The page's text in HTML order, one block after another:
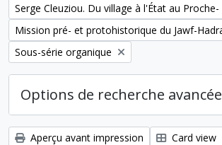
Remove filter:
Remove filter:
Remove filter:
Sous-série organique
Options de recherche avancée
Aperçu avant impression Card view